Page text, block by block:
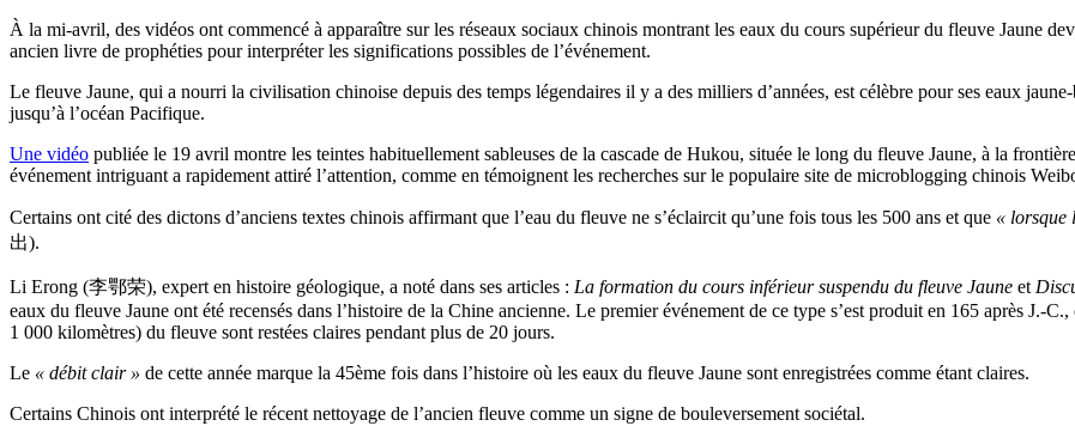
À la mi-avril, des vidéos ont commencé à apparaître sur les réseaux sociaux chinois montrant les eaux du cours supérieur du fleuve Jaune
ancien livre de prophéties pour interpréter les significations possibles de l’événement.
Le fleuve Jaune, qui a nourri la civilisation chinoise depuis des temps légendaires il y a des milliers d’années, est célèbre pour ses eaux
jusqu’à l’océan Pacifique.
Une vidéo publiée le 19 avril montre les teintes habituellement sableuses de la cascade de Hukou, située le long du fleuve Jaune, à la
événement intriguant a rapidement attiré l’attention, comme en témoignent les recherches sur le populaire site de microblogging chinois
Certains ont cité des dictons d’anciens textes chinois affirmant que l’eau du fleuve ne s’éclaircit qu’une fois tous les 500 ans et que « lorsque
出).
Li Erong (李鄂荣), expert en histoire géologique, a noté dans ses articles : La formation du cours inférieur suspendu du fleuve Jaune et
eaux du fleuve Jaune ont été recensés dans l’histoire de la Chine ancienne. Le premier événement de ce type s’est produit en 165 après J.-
1 000 kilomètres) du fleuve sont restées claires pendant plus de 20 jours.
Le « débit clair » de cette année marque la 45ème fois dans l’histoire où les eaux du fleuve Jaune sont enregistrées comme étant claires.
Certains Chinois ont interprété le récent nettoyage de l’ancien fleuve comme un signe de bouleversement sociétal.